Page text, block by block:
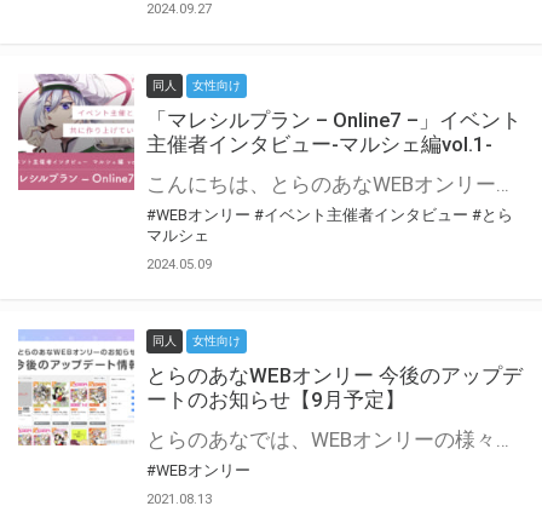
2024.09.27
同人 女性向け
「マレシルプラン – Online7 –」イベント
主催者インタビュー-マルシェ編vol.1-
こんにちは、とらのあなWEBオンリー運営スタッフです。 新たにお届けする、イベント主催者インタビュー-マルシェ編-は、 とらのあなWEBオンリー「マルシェ」をご利用した主催様に 「マルシェ」を使って開催した感想や心がけをお聞きする企画です。 今回は、WEBオンリー開催7回目迎えた「マレシルプラン – Online7 –」より、 主催の玉川うた様にお話を伺いました。 ▼マレシルプランのインタビュー前回記事 「イベント主催者インタビュー vol.6」はこちら 協力：玉川うた様（マレシルプラン実行委員会 代表）／イベント公式Twitter（@mallesil_plan） とらのあなWEBオンリー「マルシェ」とは？ WEBオンリーでリアルタイムでコミュニケーションがとれるオンライン会場です。
#WEBオンリー #イベント主催者インタビュー #とら
マルシェ
2024.05.09
同人 女性向け
とらのあなWEBオンリー 今後のアップデ
ートのお知らせ【9月予定】
とらのあなでは、WEBオンリーの様々な支援を実施しています。 今回は2021年9月に実装を予定しているアップデート情報についてご紹介いたします。 とらのあなWEBオンリーサイトはこちら
#WEBオンリー
2021.08.13